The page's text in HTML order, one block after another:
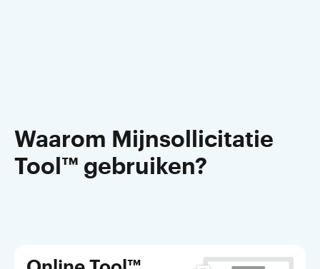
Waarom Mijnsollicitatie
Tool™ gebruiken?